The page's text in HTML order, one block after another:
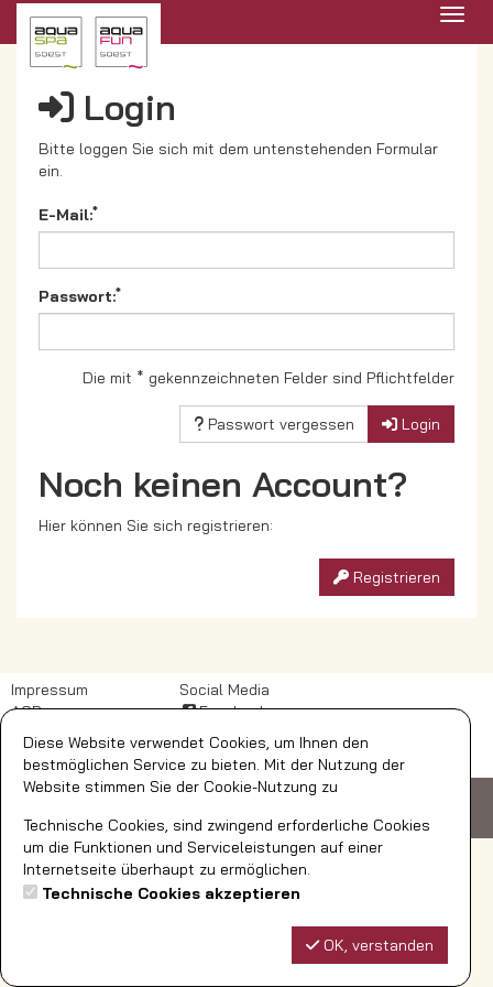
Login
Bitte loggen Sie sich mit dem untenstehenden Formular
ein.
E-Mail:*
Passwort:*
Die mit * gekennzeichneten Felder sind Pflichtfelder
Passwort vergessen Login
Noch keinen Account?
Hier können Sie sich registrieren:
Registrieren
Impressum
AGB
DSB
Widerrufsbelehrung
Social Media
Facebook
© AquaFun Soest GmbH Ardeyweg 35
Telefon: 02921/392-700
bestellungen@aquafun-soest.de
Diese Website verwendet Cookies, um Ihnen den
bestmöglichen Service zu bieten. Mit der Nutzung der
Website stimmen Sie der Cookie-Nutzung zu
Technische Cookies, sind zwingend erforderliche Cookies
um die Funktionen und Serviceleistungen auf einer
Internetseite überhaupt zu ermöglichen.
Technische Cookies akzeptieren
OK, verstanden